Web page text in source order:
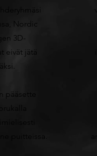
Nordic
3D-
eivät jätä
pääsette